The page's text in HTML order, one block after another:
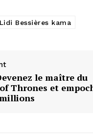
Bessières kama
le maître du
Thrones et